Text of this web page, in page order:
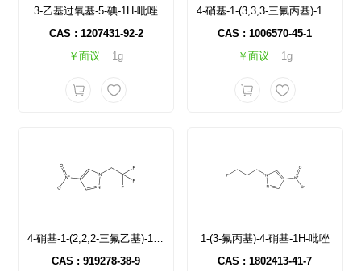
3-乙基过氧基-5-碘-1H-吡唑
CAS : 1207431-92-2
￥面议
1g
4-硝基-1-(3,3,3-三氟丙基)-1H-吡唑
CAS : 1006570-45-1
￥面议
1g
4-硝基-1-(2,2,2-三氟乙基)-1H-吡唑
CAS : 919278-38-9
1-(3-氟丙基)-4-硝基-1H-吡唑
CAS : 1802413-41-7